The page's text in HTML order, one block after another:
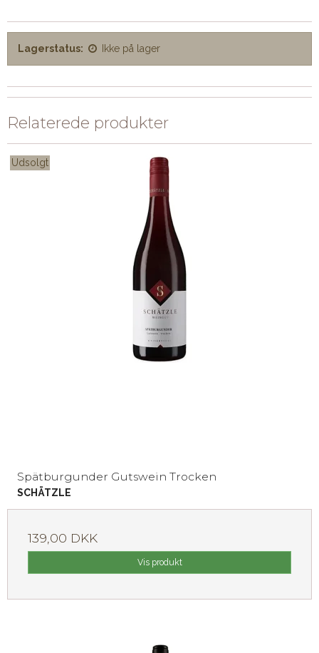
Lagerstatus: Ikke på lager
Relaterede produkter
Udsolgt
Spätburgunder Gutswein Trocken
SCHÄTZLE
139,00 DKK
Vis produkt